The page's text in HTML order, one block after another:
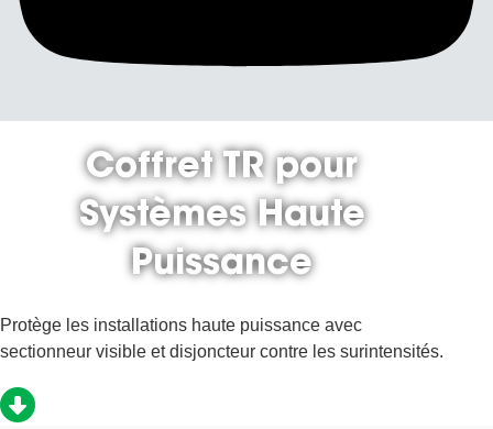
Coffret TR pour
Systèmes Haute
Puissance
Protège les installations haute puissance avec
sectionneur visible et disjoncteur contre les surintensités.